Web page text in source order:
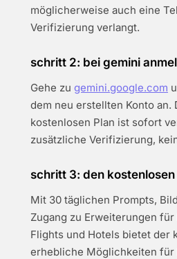
möglicherweise auch eine
Verifizierung verlangt.
schritt 2: bei gemini
Gehe zu gemini.google.com
dem neu erstellten Konto an.
kostenlosen Plan ist sofort
zusätzliche Verifizierung,
schritt 3: den
Mit 30 täglichen Prompts,
Zugang zu Erweiterungen für
Flights und Hotels bietet der
erhebliche Möglichkeiten für